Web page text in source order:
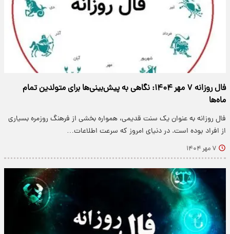
فال روزانه ۷ مهر ۱۴۰۴: نگاهی به پیش‌بینی‌ها برای متولدین تمام
ماه‌ها
فال روزانه به عنوان یک سنت قدیمی، همواره بخشی از فرهنگ روزمره بسیاری
از افراد بوده است. در دنیای امروز که سرعت اطلاعات…
۷ مهر ۱۴۰۴